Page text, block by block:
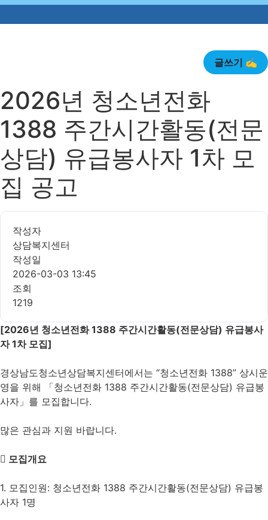
글쓰기 ✍️
2026년 청소년전화
1388 주간시간활동(전문
상담) 유급봉사자 1차 모
집 공고
작성자
상담복지센터
작성일
2026-03-03 13:45
조회
1219
[2026년 청소년전화 1388 주간시간활동(전문상담) 유급봉사
자 1차 모집]
경상남도청소년상담복지센터에서는 “청소년전화 1388” 상시운
영을 위해 「청소년전화 1388 주간시간활동(전문상담) 유급봉
사자」를 모집합니다.
많은 관심과 지원 바랍니다.
 모집개요
1. 모집인원: 청소년전화 1388 주간시간활동(전문상담) 유급봉
사자 1명